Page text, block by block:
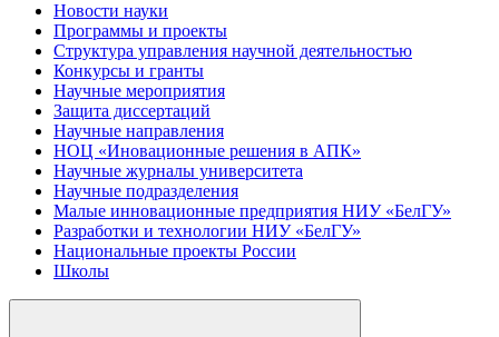
Новости науки
Программы и проекты
Структура управления научной деятельностью
Конкурсы и гранты
Научные мероприятия
Защита диссертаций
Научные направления
НОЦ «Иновационные решения в АПК»
Научные журналы университета
Научные подразделения
Малые инновационные предприятия НИУ «БелГУ»
Разработки и технологии НИУ «БелГУ»
Национальные проекты России
Школы